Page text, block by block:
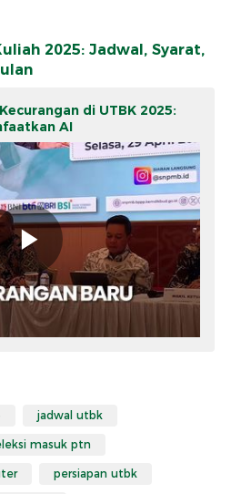
2025: Jadwal, Syarat,
di UTBK 2025:
AI
jadwal utbk
masuk ptn
persiapan utbk